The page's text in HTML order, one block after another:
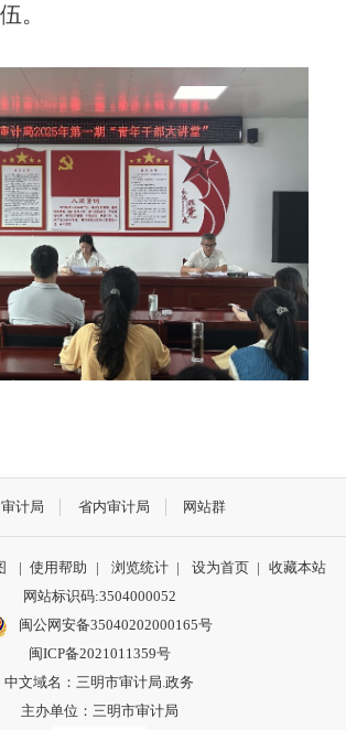
。
计局 省内审计局 网站群
| 使用帮助 | 浏览统计 | 设为首页 | 收藏本站
网站标识码:3504000052
闽公网安备35040202000165号
闽ICP备2021011359号
中文域名：三明市审计局.政务
主办单位：三明市审计局